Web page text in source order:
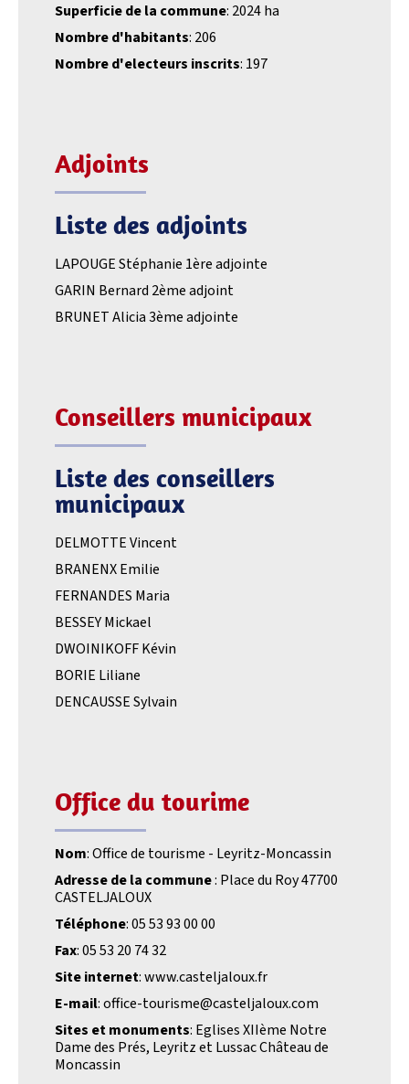
Superficie de la commune: 2024 ha
Nombre d'habitants: 206
Nombre d'electeurs inscrits: 197
Adjoints
Liste des adjoints
LAPOUGE Stéphanie 1ère adjointe
GARIN Bernard 2ème adjoint
BRUNET Alicia 3ème adjointe
Conseillers municipaux
Liste des conseillers
municipaux
DELMOTTE Vincent
BRANENX Emilie
FERNANDES Maria
BESSEY Mickael
DWOINIKOFF Kévin
BORIE Liliane
DENCAUSSE Sylvain
Office du tourime
Nom: Office de tourisme - Leyritz-Moncassin
Adresse de la commune: Place du Roy 47700
CASTELJALOUX
Téléphone: 05 53 93 00 00
Fax: 05 53 20 74 32
Site internet: www.casteljaloux.fr
E-mail: office-tourisme@casteljaloux.com
Sites et monuments: Eglises XIIème Notre
Dame des Prés, Leyritz et Lussac Château de
Moncassin